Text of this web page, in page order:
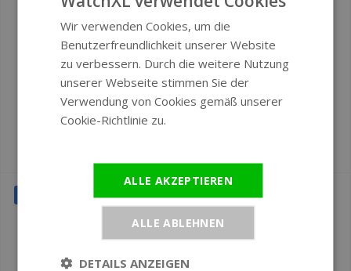
Ø 43 mm
Versace VESN00522
V-Code Restyling
Uhr 43 mm
Ø 36 mm
VNDX Dare Devil M
Silber Weiß
MS43006-02
SALE
GERMAN
Wir verwenden Cookies, um die
Benutzerfreundlichkeit unserer Website
zu verbessern. Durch die weitere Nutzung
unserer Webseite stimmen Sie der
Verwendung von Cookies gemäß unserer
Cookie-Richtlinie zu.
ALLE AKZEPTIEREN
ALLE ABLEHNEN
DETAILS ANZEIGEN